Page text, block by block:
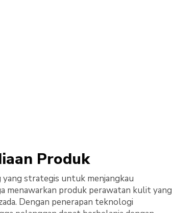
Produk
yang strategis untuk menjangkau
menawarkan produk perawatan kulit yang
Dengan penerapan teknologi